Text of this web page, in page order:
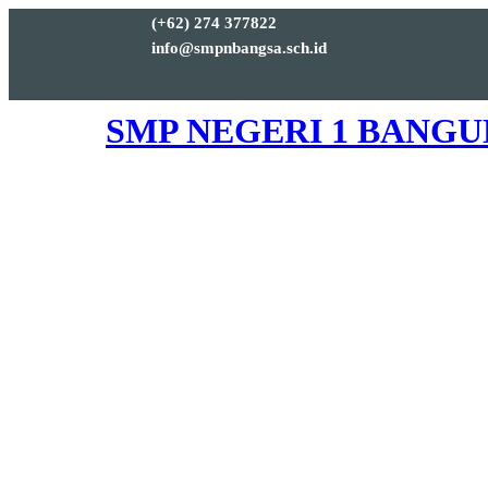
(+62) 274 377822
info@smpnbangsa.sch.id
SMP NEGERI 1